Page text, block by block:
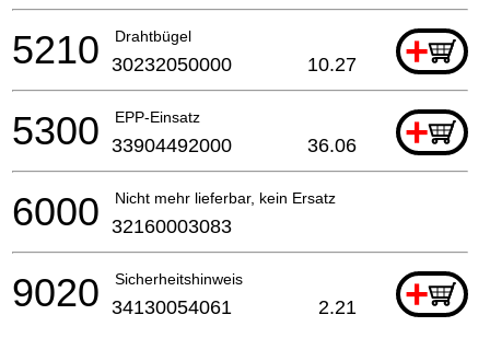
Drahtbügel +
5210 30232050000 10.27
EPP-Einsatz +
5300 33904492000 36.06
Nicht mehr lieferbar, kein Ersatz
6000 32160003083
Sicherheitshinweis +
9020 34130054061 2.21